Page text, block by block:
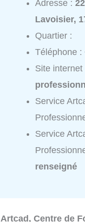
Adresse :
Lavoisier,
Quartier :
Téléphone :
Site internet
Service
Service
renseigné
Artcad, Centre de